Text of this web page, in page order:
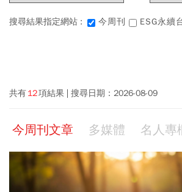
搜尋結果指定網站 : 今周刊 ESG永續
共有12項結果 搜尋日期： 2026-08-09
今周刊文章 多媒體 名人專